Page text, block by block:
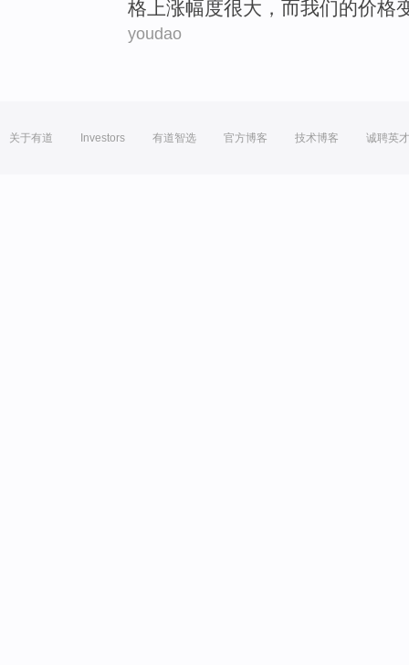
格 上涨幅度很大，而我们的价格
youdao
关于有道 Investors 有道智选 官方博客 技术博客 诚聘英才